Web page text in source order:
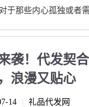
于那些内心孤独或者
袭！代发契
浪漫又贴心
14 礼品代发网